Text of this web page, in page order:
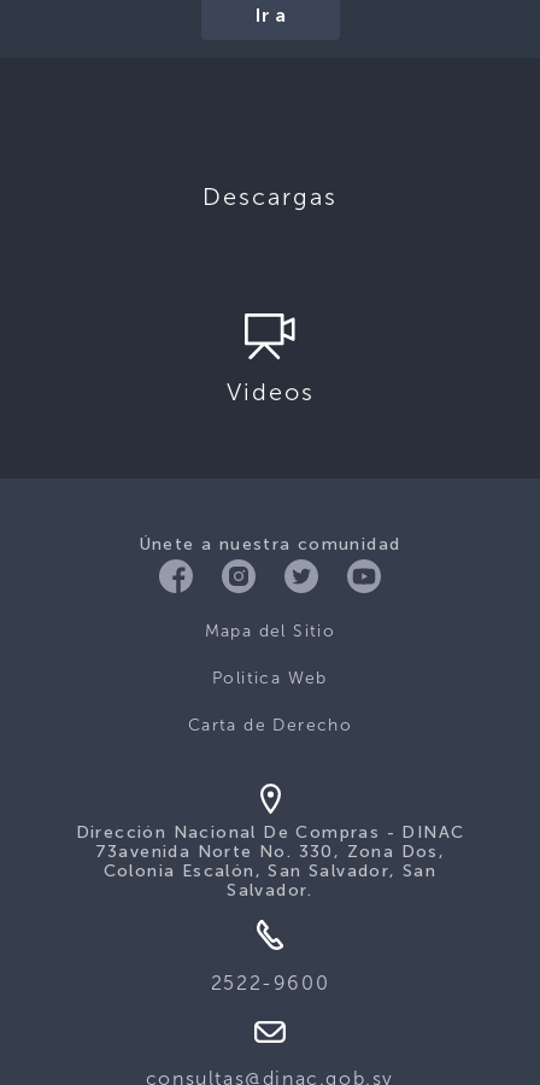
Ir a
Descargas
Videos
Únete a nuestra comunidad
Mapa del Sitio
Politica Web
Carta de Derecho
Dirección Nacional De Compras - DINAC
73avenida Norte No. 330, Zona Dos,
Colonia Escalón, San Salvador, San
Salvador.
2522-9600
consultas@dinac.gob.sv